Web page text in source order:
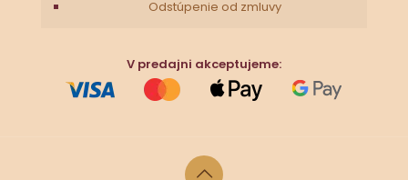
Odstúpenie od zmluvy
V predajni akceptujeme: